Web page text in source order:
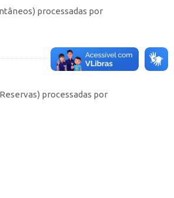
processadas por
processadas por